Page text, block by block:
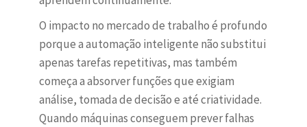
O impacto no mercado de trabalho é profundo
porque a automação inteligente não substitui
apenas tarefas repetitivas, mas também
começa a absorver funções que exigiam
análise, tomada de decisão e até criatividade.
Quando máquinas conseguem prever falhas